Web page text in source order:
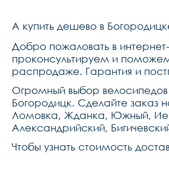
A купить дешево в
Добро пожаловать в
проконсультируем и
распродаже. Гарантия и
Огромный выбор
Богородицк. Сделайте заказ
Ломовка, Жданка, Южный,
Александрийский,
Чтобы узнать стоимость